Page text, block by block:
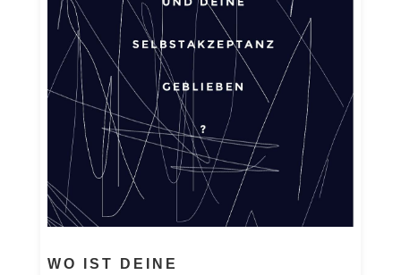
WO IST DEINE